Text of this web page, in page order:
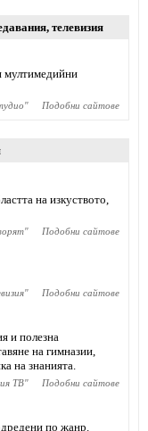
, телевизия
мултимедийни
" Подобни сайтове
на изкуството,
" Подобни сайтове
" Подобни сайтове
и полезна
на гимназии,
на знанията.
ТВ" Подобни сайтове
по жанр.